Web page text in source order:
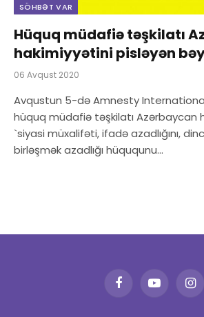
SÖHBƏT VAR
Hüquq müdafiə təşkilatı
hakimiyyətini pisləyən
06 Avqust 2020
Avqustun 5-də Amnesty
hüquq müdafiə təşkilatı Azərbaycan
`siyasi müxalifəti, ifadə azadlığını,
birləşmək azadlığı hüququnu…
FacebookYouTube